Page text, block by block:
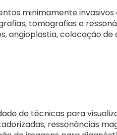
minimamente
tomografias e
angioplastia, colocação
de técnicas para
ressonâncias